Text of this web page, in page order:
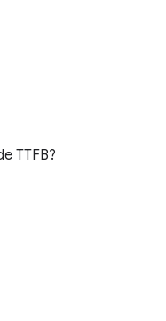
TTFB?